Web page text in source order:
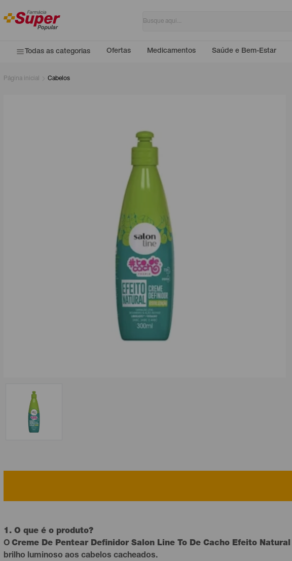
Todas as categorias Ofertas Medicamentos Saúde e Bem-Estar
Página inicial Cabelos
1. O que é o produto?
O Creme De Pentear Definidor Salon Line To De Cacho Efeito Natural
brilho luminoso aos cabelos cacheados.